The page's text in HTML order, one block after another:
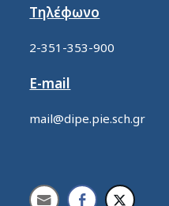
Τηλέφωνο
2-351-353-900
E-mail
mail@dipe.pie.sch.gr